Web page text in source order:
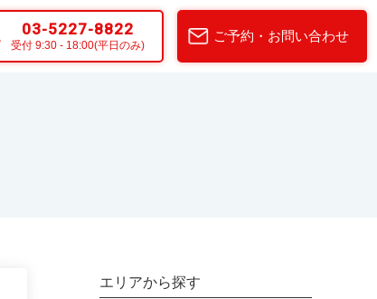
03-5227-8822
受付 9:30 - 18:00(平日のみ)
ご予約・お問い合わせ
エリアから探す